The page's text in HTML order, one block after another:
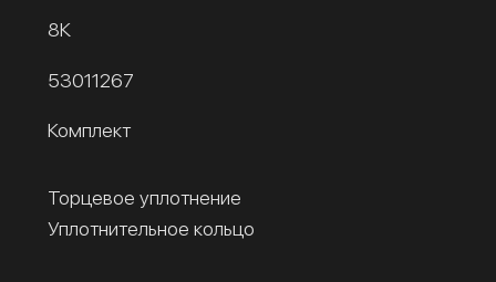
8К
53011267
Комплект
Торцевое уплотнение
Уплотнительное кольцо